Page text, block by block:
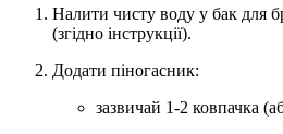
Налити чисту воду у бак для
(згідно інструкції).
Додати піногасник:
зазвичай 1-2 ковпачка